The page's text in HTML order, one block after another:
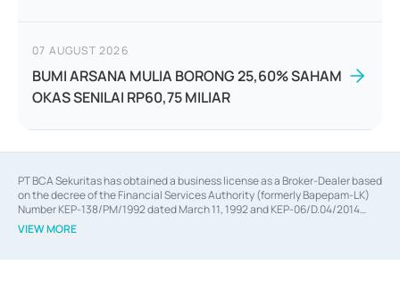
07 AUGUST 2026
BUMI ARSANA MULIA BORONG 25,60% SAHAM
OKAS SENILAI RP60,75 MILIAR
PT BCA Sekuritas has obtained a business license as a Broker-Dealer based
on the decree of the Financial Services Authority (formerly Bapepam-LK)
Number KEP-138/PM/1992 dated March 11, 1992 and KEP-06/D.04/2014
dated February 28, 2014, a business license as an Underwriter based on the
decree of the Financial Services Authority Number KEP-12/PM/PEE/1997
VIEW MORE